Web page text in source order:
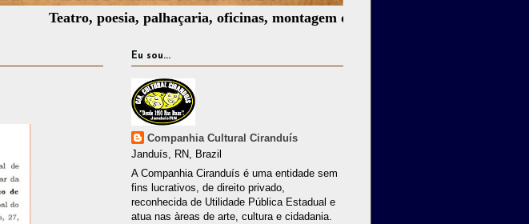
Teatro, poesia, palhaçaria, oficinas, montagem de espetáculos, assessoria cultural,
Eu sou...
Companhia Cultural Ciranduís
Janduís, RN, Brazil
A Companhia Ciranduís é uma entidade sem
fins lucrativos, de direito privado,
reconhecida de Utilidade Pública Estadual e
atua nas àreas de arte, cultura e cidadania.